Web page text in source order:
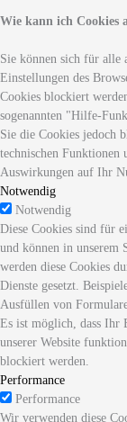
Wie kann ich Cookies
Sie können sich für alle
Einstellungen des
Cookies blockiert
sogenannten "Hilfe-
Sie die Cookies jedoch
technischen Funktionen
Auswirkungen auf Ihr
Notwendig
Notwendig
Diese Cookies sind für
und können in unserem
werden diese Cookies
Dienste gesetzt.
Ausfüllen von
Es ist möglich, dass Ihr
unserer Website
blockiert werden.
Performance
Performance
Wir verwenden diese